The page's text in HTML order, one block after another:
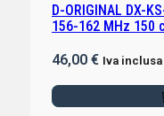
D-ORIGINAL DX-
156-162 MHz 150
46,00 € Iva inclusa